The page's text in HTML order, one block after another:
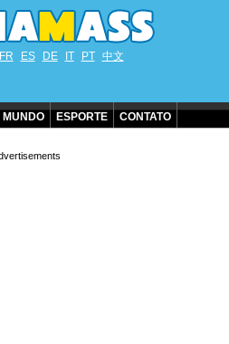
FR ES DE IT PT 中文
MUNDO ESPORTE CONTATO